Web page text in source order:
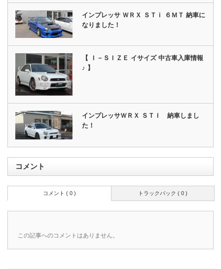
インプレッサ ＷＲＸ ＳＴｉ ６ＭＴ 納車に
なりました！
【 Ｉ－ＳＩＺＥ イサイズ 中古車入庫情報
♪ 】
インプレッサＷＲＸ ＳＴＩ 納車しまし
た！
コメント
トラックバック ( 0 )
コメント ( 0 )
この記事へのコメントはありません。